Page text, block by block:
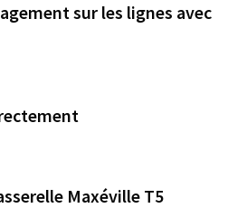
sur les lignes avec
Maxéville T5